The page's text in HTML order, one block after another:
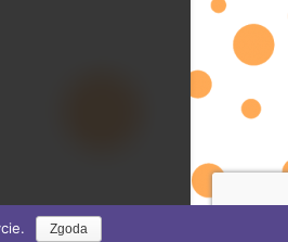
kontakt logowanie
Zgoda